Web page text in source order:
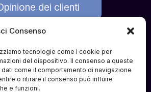
Consenso
tecnologie come i cookie per
del dispositivo. Il consenso a queste
come il comportamento di navigazione
o ritirare il consenso può influire
e funzioni.
dei clienti
Il
tra l'utente e i